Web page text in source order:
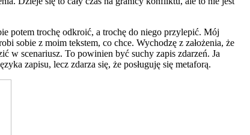
potem trochę odkroić, a trochę do niego przylepić. Mój
sobie z moim tekstem, co chce. Wychodzę z założenia, że
w scenariusz. To powinien być suchy zapis zdarzeń. Ja
zapisu, lecz zdarza się, że posługuję się metaforą.